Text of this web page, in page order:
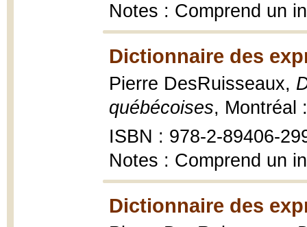
Notes : Comprend un
Dictionnaire des
Pierre DesRuisseaux,
québécoises, Montréal
ISBN : 978-2-89406-
Notes : Comprend un
Dictionnaire des